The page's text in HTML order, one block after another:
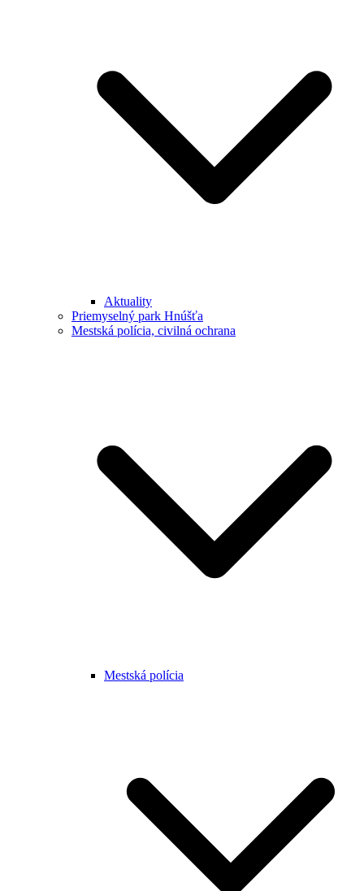
Aktuality
Priemyselný park Hnúšťa
Mestská polícia, civilná ochrana
Mestská polícia